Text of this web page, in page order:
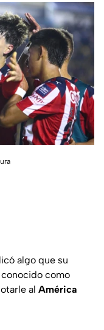
algo que su
como
al América